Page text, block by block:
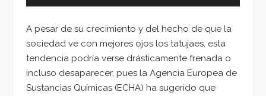
A pesar de su crecimiento y del hecho de que la
sociedad ve con mejores ojos los tatujaes, esta
tendencia podría verse drásticamente frenada o
incluso desaparecer, pues la Agencia Europea de
Sustancias Químicas (ECHA) ha sugerido que